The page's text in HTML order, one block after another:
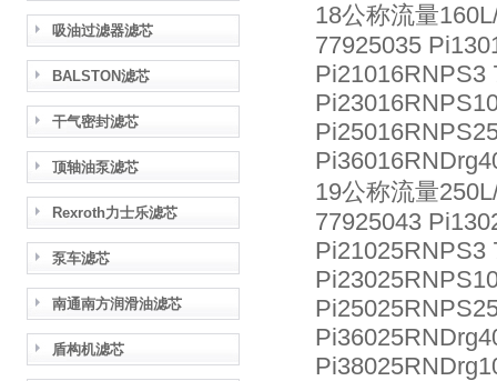
吸油过滤器滤芯
BALSTON滤芯
干气密封滤芯
顶轴油泵滤芯
Rexroth力士乐滤芯
泵车滤芯
南通南方润滑油滤芯
盾构机滤芯
18公称流量
77925035
Pi21016RNPS3
19公称流量
77925043
Pi21025RNPS3